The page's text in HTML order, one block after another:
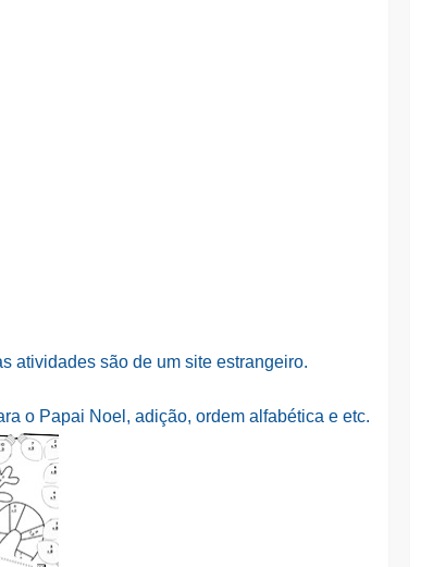
atividades são de um site estrangeiro.
o Papai Noel, adição, ordem alfabética e etc.